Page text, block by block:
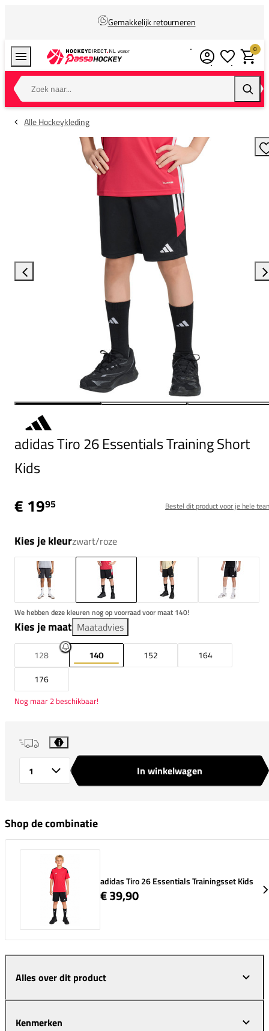
Gemakkelijk retourneren
Zoek naar...
0
Alle Hockeykleding
adidas Tiro 26 Essentials Training Short
Kids
€ 1995 Bestel dit product voor je hele
Kies je kleurzwart/roze
We hebben deze kleuren nog op voorraad voor maat 140!
Kies je maat Maatadvies
128 140 152
164
176
Nog maar 2 beschikbaar!
i
In winkelwagen
Shop de combinatie
adidas Tiro 26 Essentials Trainingsset Kids
€ 39,90
Alles over dit product
Kenmerken